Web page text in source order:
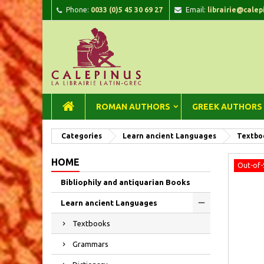
Phone: 0033 (0)5 45 30 69 27 Email:
ROMAN AUTHORS GREEK AUTHORS
Categories Learn ancient Languages
HOME
Bibliophily and antiquarian Books
Learn ancient Languages
Textbooks
Grammars
Out-of-